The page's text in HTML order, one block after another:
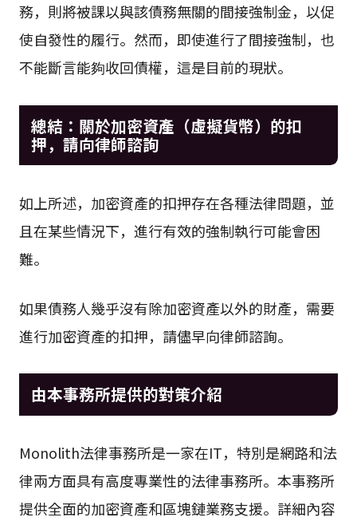
務，則將被課以與該債務無關的間接強制金，以促
使自發性的履行。然而，即使進行了間接強制，也
不能斷言能夠收回債權，這是目前的現狀。
總結：關於加密資產（虛擬貨幣）的扣
押，請向律師諮詢
如上所述，加密資產的扣押存在各種法律問題，並
且在某些情況下，進行有效的強制執行可能會困
難。
如果債務人幾乎沒有除加密資產以外的財產，需要
進行加密資產的扣押，請儘早向律師諮詢。
由本事務所提供的對策介紹
Monolith法律事務所是一家在IT，特別是網路和法
律兩方面具有高度專業性的法律事務所。本事務所
提供全面的加密資產和區塊鏈業務支援。詳細內容